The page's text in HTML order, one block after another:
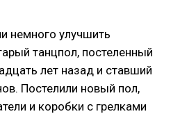
немного улучшить
танцпол, постеленный
лет назад и ставший
Постелили новый пол,
и коробки с грелками